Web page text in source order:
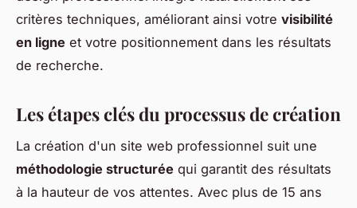
critères techniques, améliorant ainsi votre visibilité
en ligne et votre positionnement dans les résultats
de recherche.
Les étapes clés du processus de création
La création d'un site web professionnel suit une
méthodologie structurée qui garantit des résultats
à la hauteur de vos attentes. Avec plus de 15 ans